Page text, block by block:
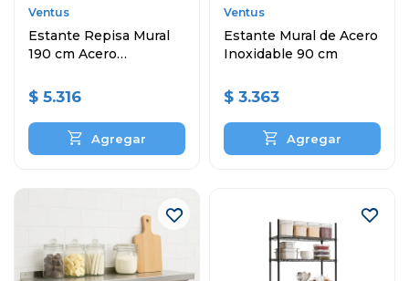
Ventus
Estante Repisa Mural
190 cm Acero
$ 5.316
Ventus
Estante Mural de Acero
Inoxidable 90 cm
$ 3.363